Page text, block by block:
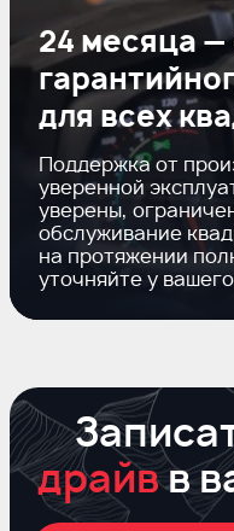
24 месяца —
для всех
Поддержка от
уверенной
уверены,
обслуживание
на протяжении
уточняйте у
драйвв